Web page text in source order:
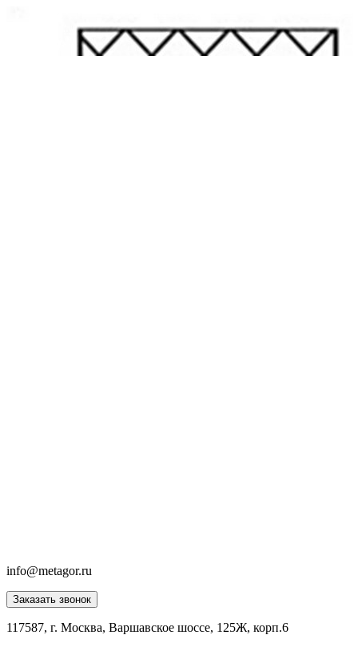
info@metagor.ru
Заказать звонок
117587, г. Москва, Варшавское шоссе, 125Ж, корп.6